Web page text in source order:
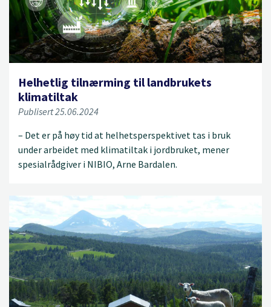
Helhetlig tilnærming til landbrukets
klimatiltak
Publisert 25.06.2024
– Det er på høy tid at helhetsperspektivet tas i bruk
under arbeidet med klimatiltak i jordbruket, mener
spesialrådgiver i NIBIO, Arne Bardalen.